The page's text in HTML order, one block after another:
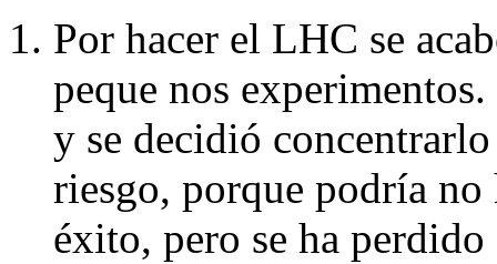
Por hacer el LHC se
peque nos
y se decidió
riesgo, porque podría
éxito, pero se ha